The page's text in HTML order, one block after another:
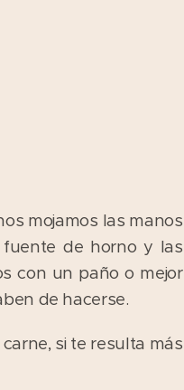
mojamos las manos
de horno y las
con un paño o mejor
de hacerse.
si te resulta más